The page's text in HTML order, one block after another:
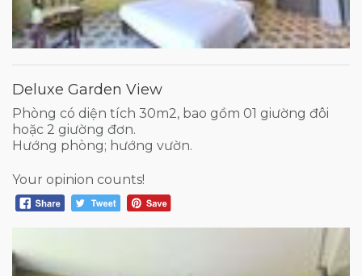
Deluxe Garden View
Phòng có diện tích 30m2, bao gồm 01 giường đôi
hoặc 2 giường đơn.
Hướng phòng; hướng vườn.
Your opinion counts!